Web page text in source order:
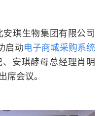
琪生物集团有限公司
启动电子商城采购系统
安琪酵母总经理肖明
席会议。